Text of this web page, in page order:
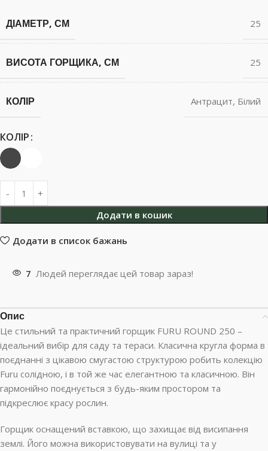
ДІАМЕТР, СМ 25
ВИСОТА ГОРЩИКА, СМ 25
КОЛІР Антрацит, Білий
КОЛІР
Додати в кошик
Додати в список бажань
7 Людей переглядає цей товар зараз!
Опис
Це стильний та практичний горщик FURU ROUND 250 –
ідеальний вибір для саду та тераси. Класична кругла форма в
поєднанні з цікавою смугастою структурою робить колекцію
Furu солідною, і в той же час елегантною та класичною. Він
гармонійно поєднується з будь-яким простором та
підкреслює красу рослин.
Горщик оснащений вставкою, що захищає від висипання
землі. Його можна використовувати на вулиці та у